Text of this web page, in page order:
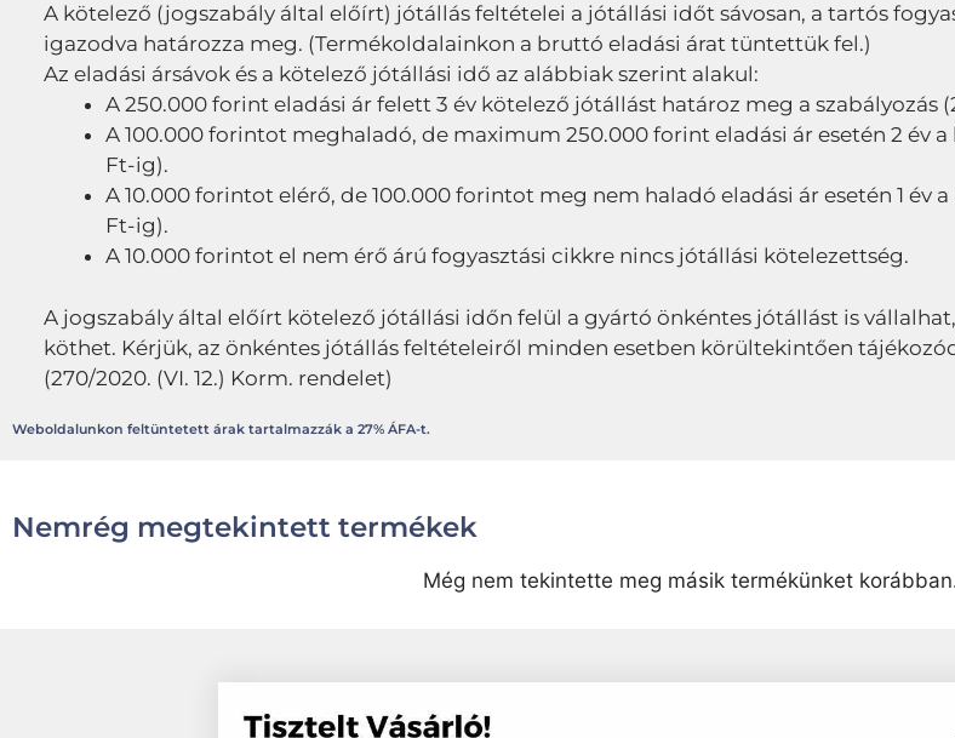
A kötelező (jogszabály által előírt) jótállás feltételei a jótállási időt sávosan, a tartós
igazodva határozza meg. (Termékoldalainkon a bruttó eladási árat tüntettük fel.)
Az eladási ársávok és a kötelező jótállási idő az alábbiak szerint alakul:
A 250.000 forint eladási ár felett 3 év kötelező jótállást határoz meg a szabályozás
A 100.000 forintot meghaladó, de maximum 250.000 forint eladási ár esetén 2 év a
Ft-ig).
A 10.000 forintot elérő, de 100.000 forintot meg nem haladó eladási ár esetén 1 év
Ft-ig).
A 10.000 forintot el nem érő árú fogyasztási cikkre nincs jótállási kötelezettség.
A jogszabály által előírt kötelező jótállási időn felül a gyártó önkéntes jótállást is
köthet. Kérjük, az önkéntes jótállás feltételeiről minden esetben körültekintően
(270/2020. (VI. 12.) Korm. rendelet)
Weboldalunkon feltüntetett árak tartalmazzák a 27% ÁFA-t.
Nemrég megtekintett termékek
Még nem tekintette meg másik termékünket